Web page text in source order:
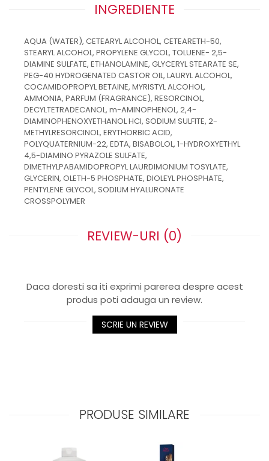
INGREDIENTE
AQUA (WATER), CETEARYL ALCOHOL, CETEARETH-50,
STEARYL ALCOHOL, PROPYLENE GLYCOL, TOLUENE- 2,5-
DIAMINE SULFATE, ETHANOLAMINE, GLYCERYL STEARATE SE,
PEG-40 HYDROGENATED CASTOR OIL, LAURYL ALCOHOL,
COCAMIDOPROPYL BETAINE, MYRISTYL ALCOHOL,
AMMONIA, PARFUM (FRAGRANCE), RESORCINOL,
DECYLTETRADECANOL, m-AMINOPHENOL, 2,4-
DIAMINOPHENOXYETHANOL HCl, SODIUM SULFITE, 2-
METHYLRESORCINOL, ERYTHORBIC ACID,
POLYQUATERNIUM-22, EDTA, BISABOLOL, 1-HYDROXYETHYL
4,5-DIAMINO PYRAZOLE SULFATE,
DIMETHYLPABAMIDOPROPYL LAURDIMONIUM TOSYLATE,
GLYCERIN, OLETH-5 PHOSPHATE, DIOLEYL PHOSPHATE,
PENTYLENE GLYCOL, SODIUM HYALURONATE
CROSSPOLYMER
REVIEW-URI (0)
Daca doresti sa iti exprimi parerea despre acest
produs poti adauga un review.
SCRIE UN REVIEW
PRODUSE SIMILARE